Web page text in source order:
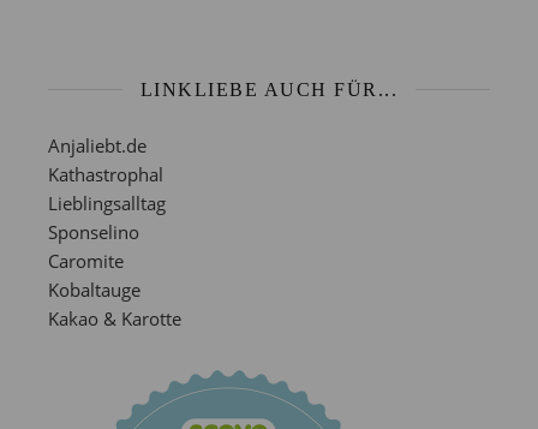
LINKLIEBE AUCH FÜR...
Anjaliebt.de
Kathastrophal
Lieblingsalltag
Sponselino
Caromite
Kobaltauge
Kakao & Karotte